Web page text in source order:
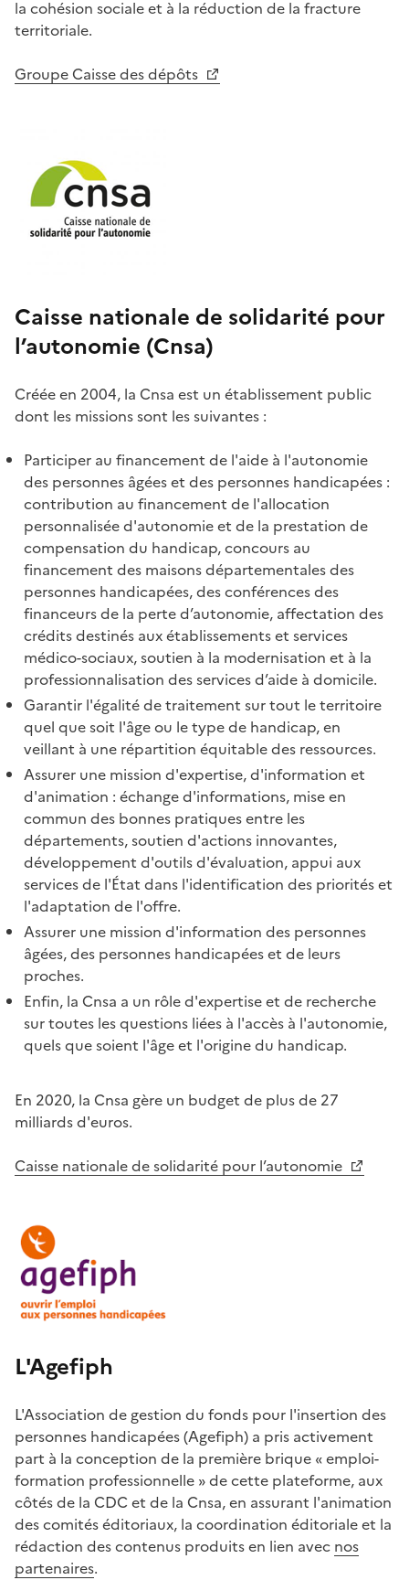
la cohésion sociale et à la réduction de la fracture
territoriale.
Groupe Caisse des dépôts
Caisse nationale de solidarité pour
l’autonomie (Cnsa)
Créée en 2004, la Cnsa est un établissement public
dont les missions sont les suivantes :
Participer au financement de l'aide à l'autonomie
des personnes âgées et des personnes handicapées :
contribution au financement de l'allocation
personnalisée d'autonomie et de la prestation de
compensation du handicap, concours au
financement des maisons départementales des
personnes handicapées, des conférences des
financeurs de la perte d’autonomie, affectation des
crédits destinés aux établissements et services
médico-sociaux, soutien à la modernisation et à la
professionnalisation des services d’aide à domicile.
Garantir l'égalité de traitement sur tout le territoire
quel que soit l'âge ou le type de handicap, en
veillant à une répartition équitable des ressources.
Assurer une mission d'expertise, d'information et
d'animation : échange d'informations, mise en
commun des bonnes pratiques entre les
départements, soutien d'actions innovantes,
développement d'outils d'évaluation, appui aux
services de l'État dans l'identification des priorités et
l'adaptation de l'offre.
Assurer une mission d'information des personnes
âgées, des personnes handicapées et de leurs
proches.
Enfin, la Cnsa a un rôle d'expertise et de recherche
sur toutes les questions liées à l'accès à l'autonomie,
quels que soient l'âge et l'origine du handicap.
En 2020, la Cnsa gère un budget de plus de 27
milliards d'euros.
Caisse nationale de solidarité pour l’autonomie
L'Agefiph
L'Association de gestion du fonds pour l'insertion des
personnes handicapées (Agefiph) a pris activement
part à la conception de la première brique « emploi-
formation professionnelle » de cette plateforme, aux
côtés de la CDC et de la Cnsa, en assurant l'animation
des comités éditoriaux, la coordination éditoriale et la
rédaction des contenus produits en lien avec nos
partenaires.